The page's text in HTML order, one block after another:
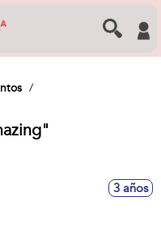
3 años